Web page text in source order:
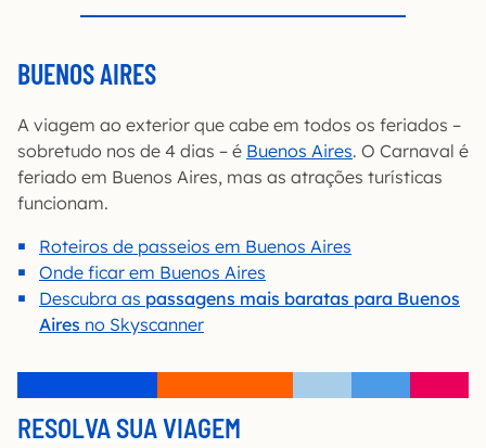
BUENOS AIRES
A viagem ao exterior que cabe em todos os feriados –
sobretudo nos de 4 dias – é Buenos Aires. O Carnaval é
feriado em Buenos Aires, mas as atrações turísticas
funcionam.
Roteiros de passeios em Buenos Aires
Onde ficar em Buenos Aires
Descubra as passagens mais baratas para Buenos
Aires no Skyscanner
RESOLVA SUA VIAGEM